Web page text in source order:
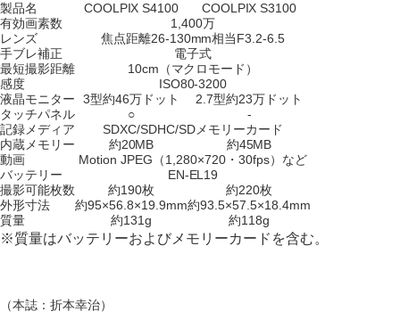
製品名 COOLPIX S4100
COOLPIX S3100
有効画素数
1,400万
レンズ
焦点距離26-130mm相当F3.2-6.5
手ブレ補正
電子式
最短撮影距離
10cm（マクロモード）
感度
ISO80-3200
液晶モニター
3型約46万ドット
2.7型約23万ドット
タッチパネル
○
-
記録メディア
SDXC/SDHC/SDメモリーカード
内蔵メモリー
約20MB
約45MB
動画
Motion JPEG（1,280×720・30fps）など
バッテリー
EN-EL19
撮影可能枚数
約190枚
約220枚
外形寸法
約95×56.8×19.9mm約93.5×57.5×18.4mm
質量
約131g 約118g
※質量はバッテリーおよびメモリーカードを含む。
（本誌：折本幸治）